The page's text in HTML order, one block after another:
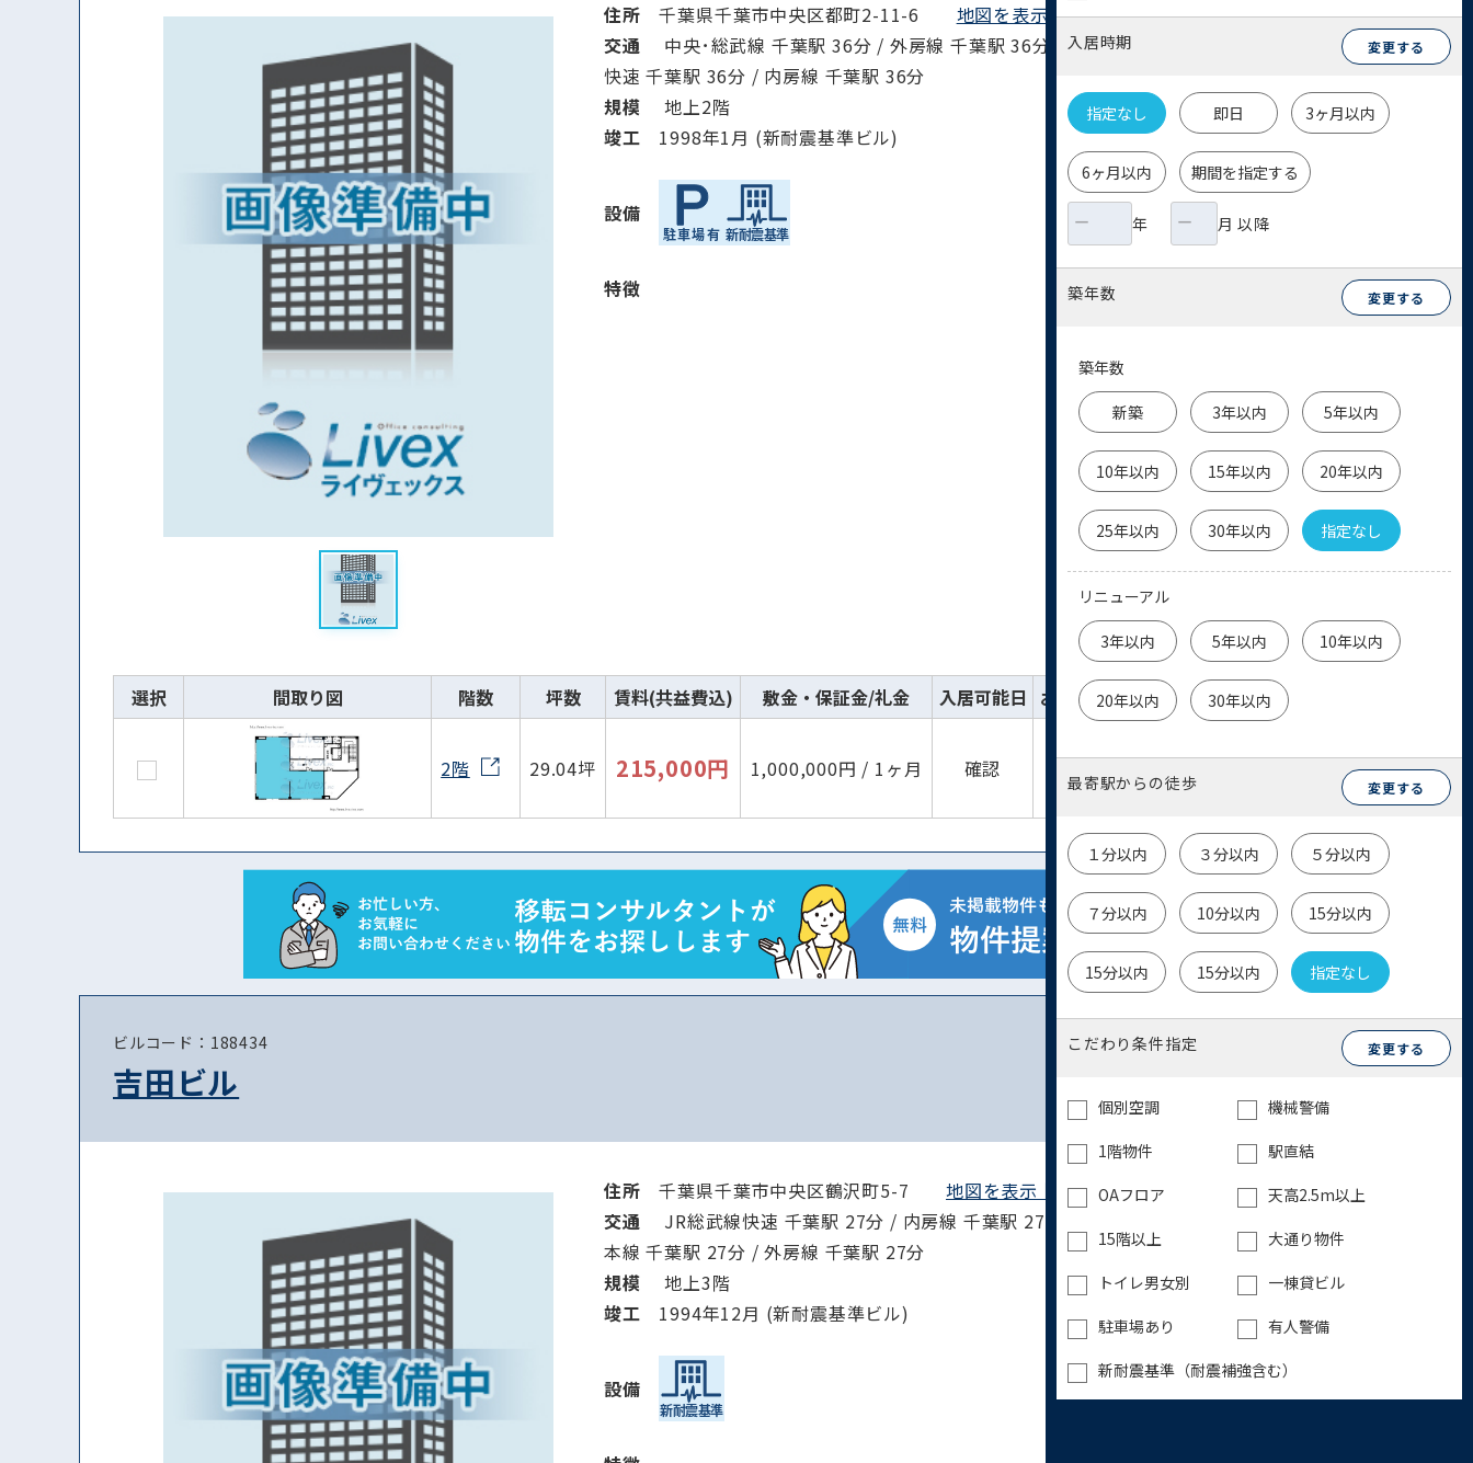
入居時期 変更する
指定なし 即日 3ヶ月以内
6ヶ月以内 期間を指定する
年 月 以降
築年数 変更する
築年数
新築 3年以内 5年以内
10年以内 15年以内 20年以内
25年以内 30年以内 指定なし
リニューアル
3年以内 5年以内 10年以内
20年以内 30年以内
最寄駅からの徒歩 変更する
１分以内 ３分以内 ５分以内
７分以内 10分以内 15分以内
15分以内 15分以内 指定なし
こだわり条件指定 変更する
個別空調
機械警備
1階物件
駅直結
OAフロア
天高2.5m以上
15階以上
大通り物件
トイレ男女別
一棟貸ビル
駐車場あり
有人警備
新耐震基準（耐震補強含む）
住所
から探す
路線・駅
から探す
住所千葉県千葉市中央区都町2-11-6 地図を表示 ▶︎
交通
中央･総武線 千葉駅 36分 / 外房線 千葉駅 36分 / 総武本線 千葉駅 36分 / JR総武線
快速 千葉駅 36分 / 内房線 千葉駅 36分
規模
地上2階
竣⼯ 1998年1月 (新耐震基準ビル)
設備
特徴
選択 間取り図 階数 坪数 賃料(共益費込) 敷金・保証金/礼金 入居可能日 お気に入り 詳細 お問い合わせ
2階 29.04坪 215,000円 1,000,000円 / 1ヶ月 確認
詳細を
見る
物件
ビルコード：188434
吉田ビル
住所千葉県千葉市中央区鶴沢町5-7地図を表示 ▶︎
交通
JR総武線快速 千葉駅 27分 / 内房線 千葉駅 27分 / 中央･総武線 千葉駅 27分 / 総武
本線 千葉駅 27分 / 外房線 千葉駅 27分
規模
地上3階
竣⼯ 1994年12月 (新耐震基準ビル)
設備